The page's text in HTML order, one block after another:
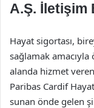
A.Ş. İletişim
Hayat sigortası,
sağlamak amacıyla
alanda hizmet
Paribas Cardif
sunan önde gelen